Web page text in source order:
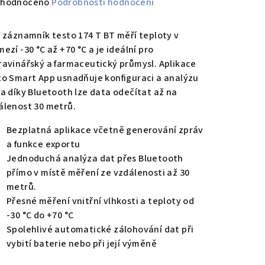
záznamník testo 174 T BT měří teploty v
-30 °C až +70 °C a je ideální pro
a farmaceutický průmysl. Aplikace
Smart App usnadňuje konfiguraci a analýzu
díky Bluetooth lze data odečítat až na
30 metrů.
Bezplatná aplikace včetně generování zpráv
a funkce exportu
Jednoduchá analýza dat přes Bluetooth
přímo v místě měření ze vzdálenosti až 30
metrů.
Přesné měření vnitřní vlhkosti a teploty od
-30 °C do +70 °C
Spolehlivé automatické zálohování dat při
vybití baterie nebo při její výměně